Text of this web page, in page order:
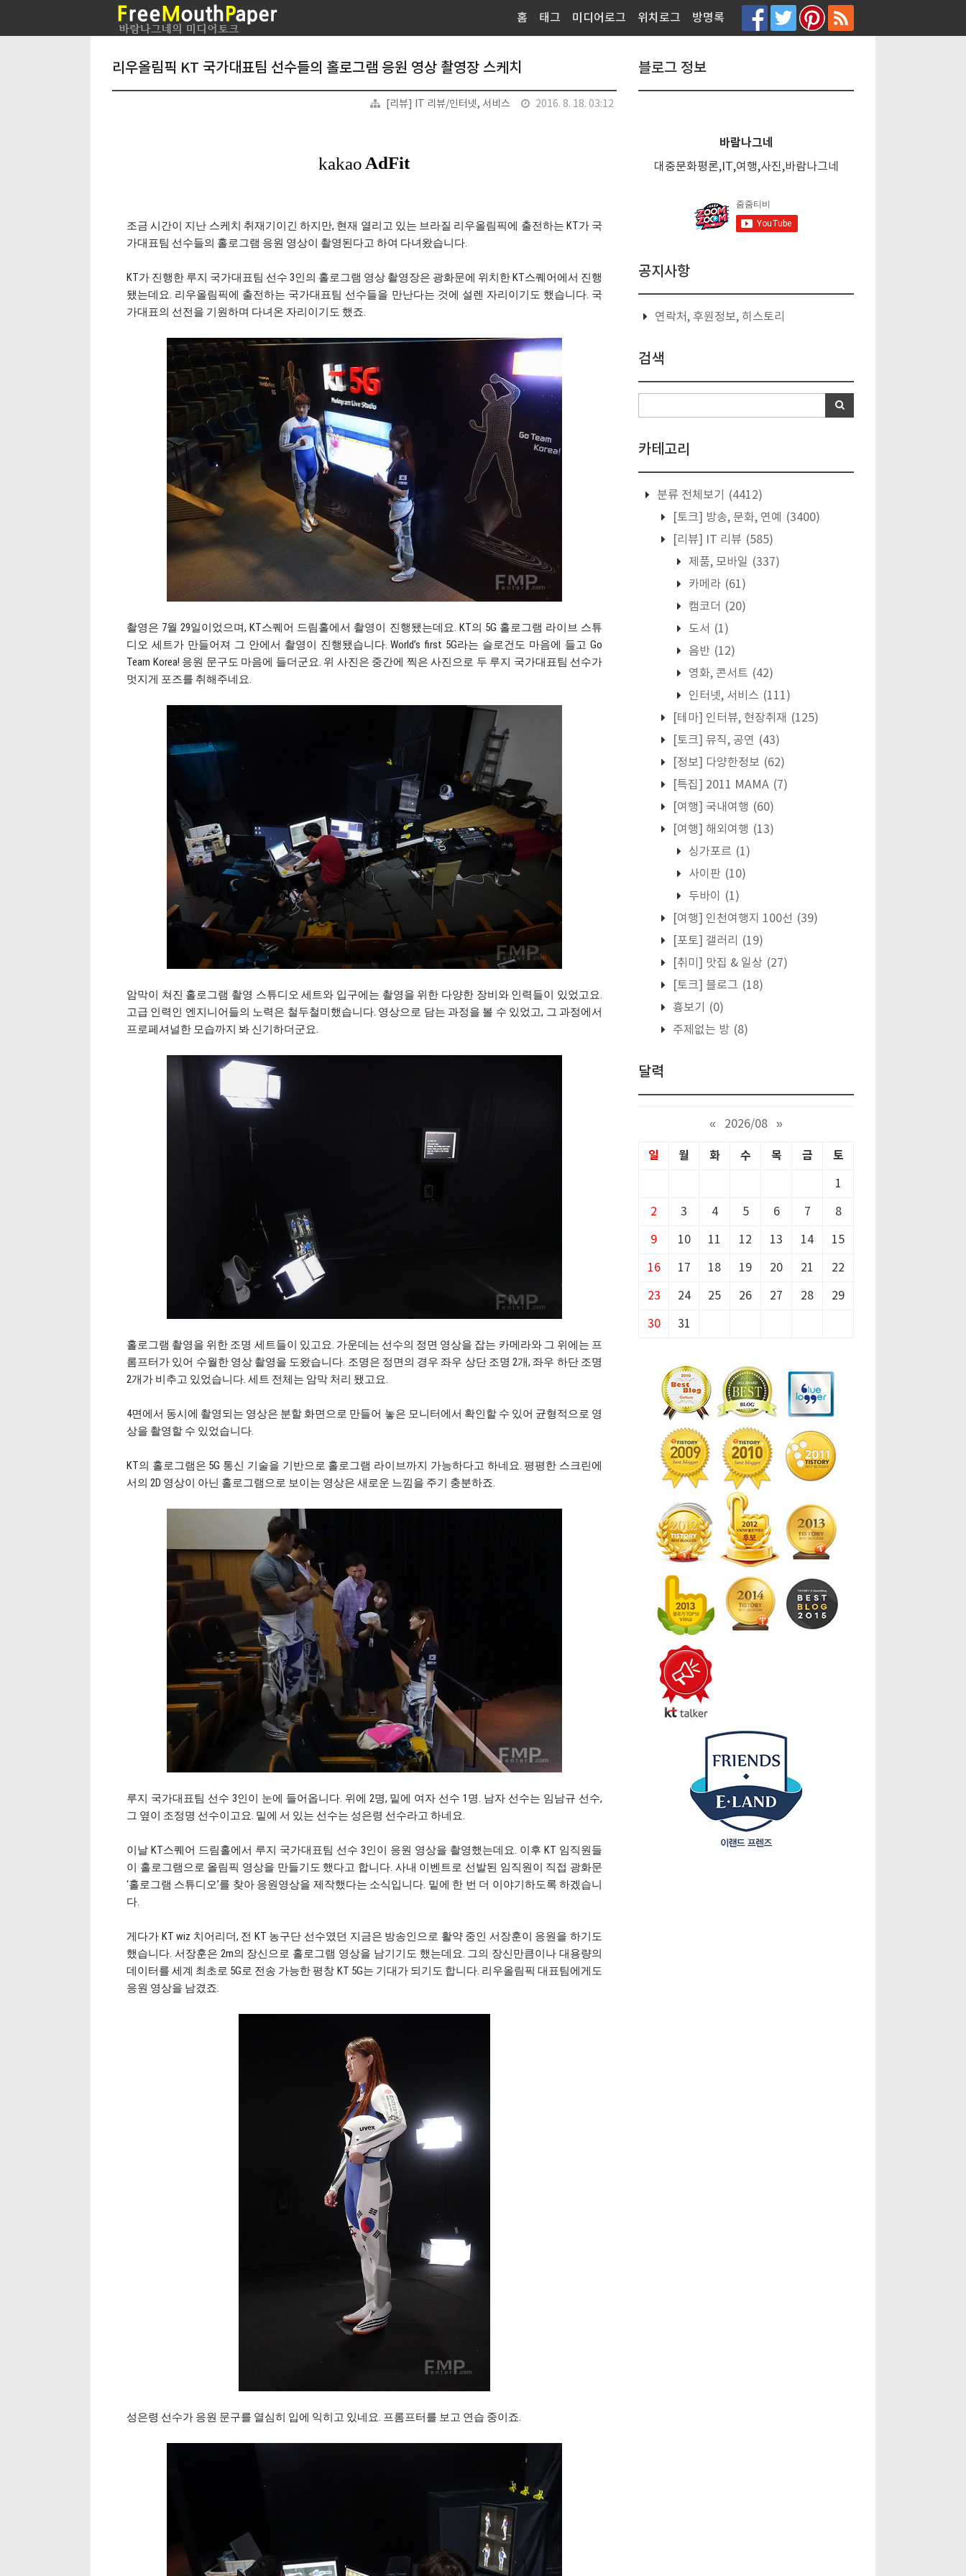
홈 태그 미디어로그 위치로그 방명록
리우올림픽 KT 국가대표팀 선수들의 홀로그램 응원 영상 촬영장 스케치
[리뷰] IT 리뷰/인터넷, 서비스 2016. 8. 18. 03:12
조금 시간이 지난 스케치 취재기이긴 하지만, 현재 열리고 있는 브라질 리우올림픽에 출전하는 KT가 국
가대표팀 선수들의 홀로그램 응원 영상이 촬영된다고 하여 다녀왔습니다.
KT가 진행한 루지 국가대표팀 선수 3인의 홀로그램 영상 촬영장은 광화문에 위치한 KT스퀘어에서 진행
됐는데요. 리우올림픽에 출전하는 국가대표팀 선수들을 만난다는 것에 설렌 자리이기도 했습니다. 국
가대표의 선전을 기원하며 다녀온 자리이기도 했죠.
촬영은 7월 29일이었으며, KT스퀘어 드림홀에서 촬영이 진행됐는데요. KT의 5G 홀로그램 라이브 스튜
디오 세트가 만들어져 그 안에서 촬영이 진행됐습니다. World’s first 5G라는 슬로건도 마음에 들고 Go
Team Korea! 응원 문구도 마음에 들더군요. 위 사진은 중간에 찍은 사진으로 두 루지 국가대표팀 선수가
멋지게 포즈를 취해주네요.
암막이 쳐진 홀로그램 촬영 스튜디오 세트와 입구에는 촬영을 위한 다양한 장비와 인력들이 있었고요.
고급 인력인 엔지니어들의 노력은 철두철미했습니다. 영상으로 담는 과정을 볼 수 있었고, 그 과정에서
프로페셔널한 모습까지 봐 신기하더군요.
홀로그램 촬영을 위한 조명 세트들이 있고요. 가운데는 선수의 정면 영상을 잡는 카메라와 그 위에는 프
롬프터가 있어 수월한 영상 촬영을 도왔습니다. 조명은 정면의 경우 좌우 상단 조명 2개, 좌우 하단 조명
2개가 비추고 있었습니다. 세트 전체는 암막 처리 됐고요.
4면에서 동시에 촬영되는 영상은 분할 화면으로 만들어 놓은 모니터에서 확인할 수 있어 균형적으로 영
상을 촬영할 수 있었습니다.
KT의 홀로그램은 5G 통신 기술을 기반으로 홀로그램 라이브까지 가능하다고 하네요. 평평한 스크린에
서의 2D 영상이 아닌 홀로그램으로 보이는 영상은 새로운 느낌을 주기 충분하죠.
루지 국가대표팀 선수 3인이 눈에 들어옵니다. 위에 2명, 밑에 여자 선수 1명. 남자 선수는 임남규 선수,
그 옆이 조정명 선수이고요. 밑에 서 있는 선수는 성은령 선수라고 하네요.
이날 KT스퀘어 드림홀에서 루지 국가대표팀 선수 3인이 응원 영상을 촬영했는데요. 이후 KT 임직원들
이 홀로그램으로 올림픽 영상을 만들기도 했다고 합니다. 사내 이벤트로 선발된 임직원이 직접 광화문
‘홀로그램 스튜디오’를 찾아 응원영상을 제작했다는 소식입니다. 밑에 한 번 더 이야기하도록 하겠습니
다.
게다가 KT wiz 치어리더, 전 KT 농구단 선수였던 지금은 방송인으로 활약 중인 서장훈이 응원을 하기도
했습니다. 서장훈은 2m의 장신으로 홀로그램 영상을 남기기도 했는데요. 그의 장신만큼이나 대용량의
데이터를 세계 최초로 5G로 전송 가능한 평창 KT 5G는 기대가 되기도 합니다. 리우올림픽 대표팀에게도
응원 영상을 남겼죠.
성은령 선수가 응원 문구를 열심히 입에 익히고 있네요. 프롬프터를 보고 연습 중이죠.
블로그 정보
바람나그네
대중문화평론,IT,여행,사진,바람나그네
공지사항
연락처, 후원정보, 히스토리
검색
카테고리
분류 전체보기
(4412)
[토크] 방송, 문화, 연예
(3400)
[리뷰] IT 리뷰 (585)
제품, 모바일 (337)
카메라 (61)
캠코더 (20)
도서 (1)
음반 (12)
영화, 콘서트 (42)
인터넷, 서비스 (111)
[테마] 인터뷰, 현장취재 (125)
[토크] 뮤직, 공연 (43)
[정보] 다양한정보 (62)
[특집] 2011 MAMA (7)
[여행] 국내여행 (60)
[여행] 해외여행 (13)
싱가포르 (1)
사이판 (10)
두바이
(1)
[여행] 인천여행지 100선 (39)
[포토] 갤러리
(19)
[취미] 맛집 & 일상 (27)
[토크] 블로그 (18)
흉보기
(0)
주제없는 방 (8)
달력
« 2026/08 »
일 월 화 수 목 금 토
1
2 3 4 5 6 7 8
9 10 11 12 13 14 15
16 17 18 19 20 21 22
23 24 25 26 27 28 29
30 31